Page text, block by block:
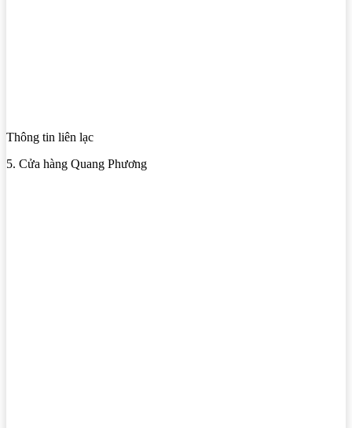
Thông tin liên lạc
5. Cửa hàng Quang Phương